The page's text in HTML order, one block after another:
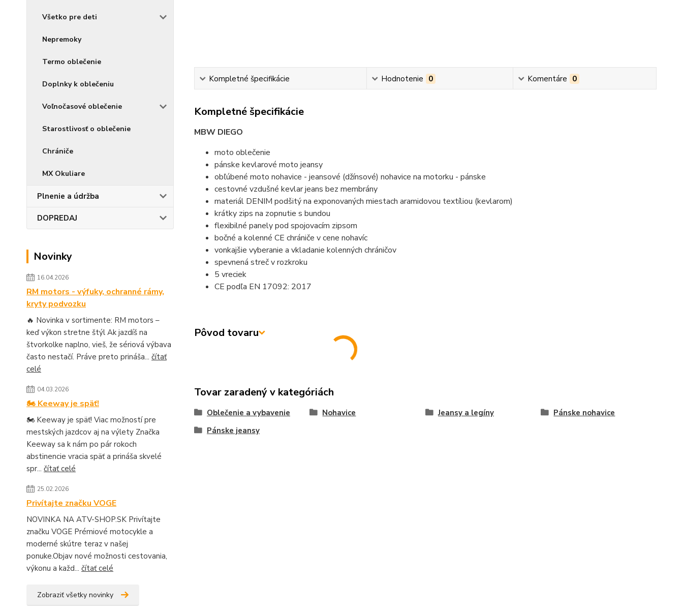
Všetko pre deti
Nepremoky
Termo oblečenie
Doplnky k oblečeniu
Voľnočasové oblečenie
Starostlivosť o oblečenie
Chrániče
MX Okuliare
Plnenie a údržba
DOPREDAJ
Novinky
16.04.2026
RM motors - výfuky, ochranné rámy,
kryty podvozku
🔥 Novinka v sortimente: RM motors –
keď výkon stretne štýl Ak jazdíš na
štvorkolke naplno, vieš, že sériová výbava
často nestačí. Práve preto prináša... čítať
celé
04.03.2026
🏍️ Keeway je späť!
🏍️ Keeway je späť! Viac možností pre
mestských jazdcov aj na výlety Značka
Keeway sa k nám po pár rokoch
abstinencie vracia späť a prináša skvelé
spr... čítať celé
25.02.2026
Privítajte značku VOGE
NOVINKA NA ATV-SHOP.SK Privítajte
značku VOGE Prémiové motocykle a
moderné skútre teraz v našej
ponuke.Objav nové možnosti cestovania,
výkonu a každ... čítať celé
Zobraziť všetky novinky
Kompletné špecifikácie Hodnotenie 0 Komentáre 0
Kompletné špecifikácie
MBW DIEGO
moto oblečenie
pánske kevlarové moto jeansy
obľúbené moto nohavice - jeansové (džínsové) nohavice na motorku - pánske
cestovné vzdušné kevlar jeans bez membrány
materiál DENIM podšitý na exponovaných miestach aramidovou textíliou (kevlarom)
krátky zips na zopnutie s bundou
flexibilné panely pod spojovacím zipsom
bočné a kolenné CE chrániče v cene nohavíc
vonkajšie vyberanie a vkladanie kolenných chráničov
spevnená streč v rozkroku
5 vreciek
CE podľa EN 17092: 2017
Pôvod tovaru
Tovar zaradený v kategóriách
Oblečenie a vybavenie Nohavice Jeansy a legíny
Pánske nohavice
Pánske jeansy